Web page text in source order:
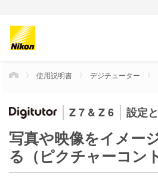
HOME使用説明書 デジチューター
Z 7 & Z 6 設定
写真や映像をイメー
る（ピクチャーコン